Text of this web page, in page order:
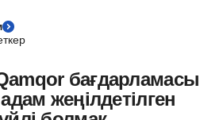
бағдарламасы
жеңілдетілген